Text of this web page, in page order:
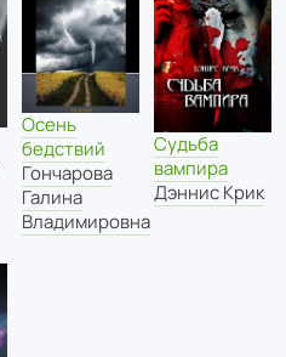
Осень
бедствий
Гончарова
Галина
Владимировна
Судьба
вампира
Дэннис Крик